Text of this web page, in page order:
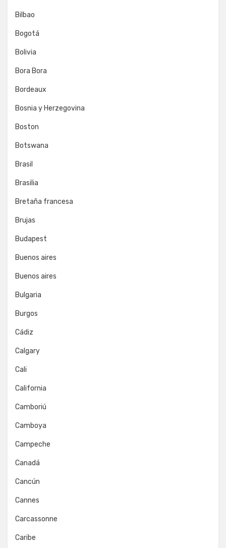
Bilbao
Bogotá
Bolivia
Bora Bora
Bordeaux
Bosnia y Herzegovina
Boston
Botswana
Brasil
Brasilia
Bretaña francesa
Brujas
Budapest
Buenos aires
Buenos aires
Bulgaria
Burgos
Cádiz
Calgary
Cali
California
Camboriú
Camboya
Campeche
Canadá
Cancún
Cannes
Carcassonne
Caribe